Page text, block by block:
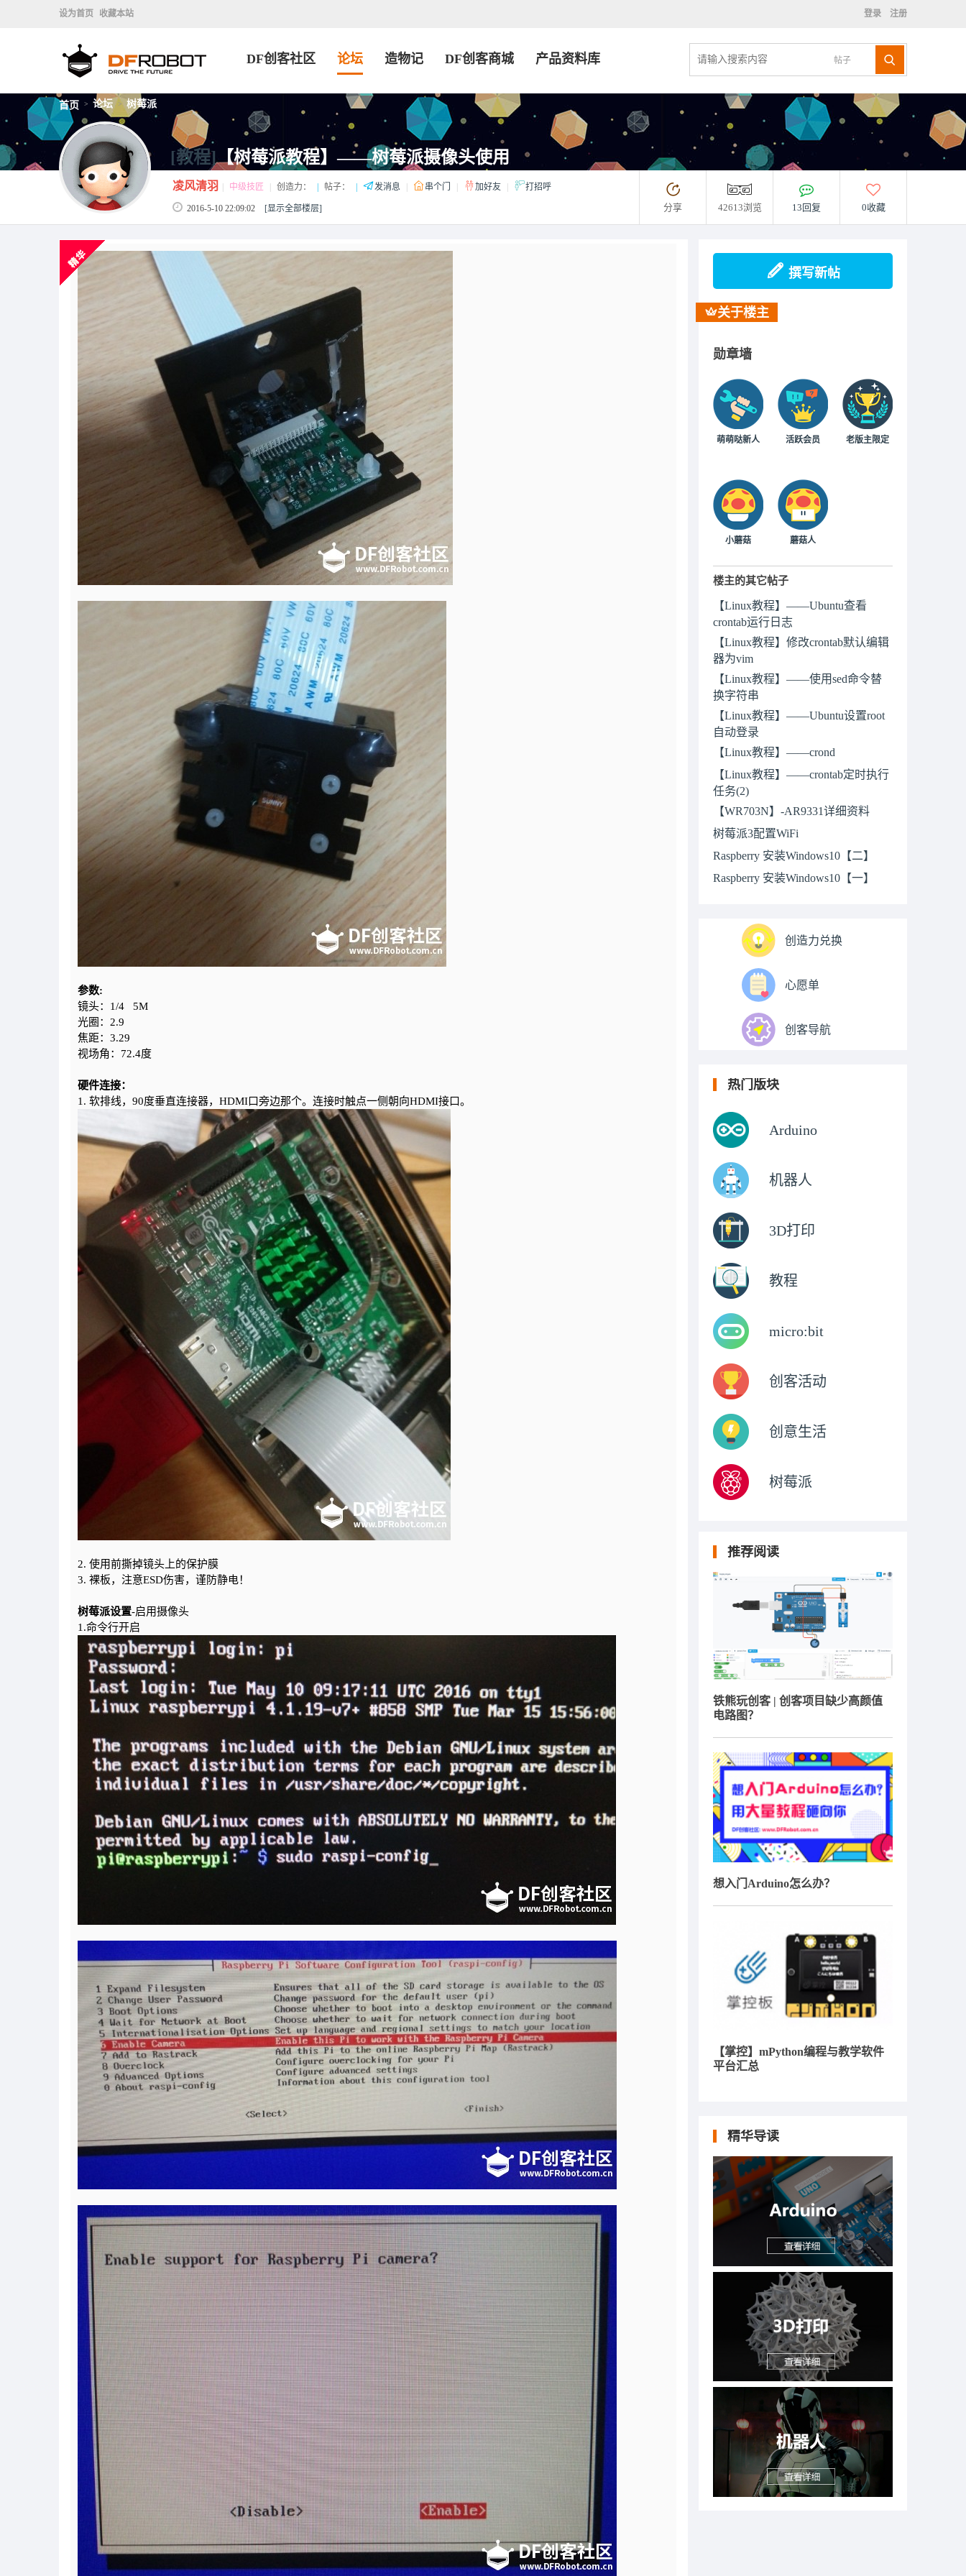
设为首页 收藏本站 登录 注册
帖子
DF创客社区 论坛 造物记 DF创客商城 产品资料库
首页 > 论坛 > 树莓派
[教程]【树莓派教程】——树莓派摄像头使用
凌风清羽 中级技匠 创造力： 帖子： 发消息 串个门 加好友 打招呼
2016-5-10 22:09:02 [显示全部楼层] 分享 42613浏览 13回复 0收藏
参数:
镜头：1/4 5M
光圈：2.9
焦距：3.29
视场角：72.4度
硬件连接：
1. 软排线，90度垂直连接器，HDMI口旁边那个。连接时触点一侧朝向HDMI接口。
2. 使用前撕掉镜头上的保护膜
3. 裸板，注意ESD伤害，谨防静电！
树莓派设置-启用摄像头
1.命令行开启
撰写新帖
关于楼主
勋章墙
萌萌哒新人 活跃会员 老版主限定
小蘑菇 蘑菇人
楼主的其它帖子
【Linux教程】——Ubuntu查看
crontab运行日志
【Linux教程】修改crontab默认编辑
器为vim
【Linux教程】——使用sed命令替
换字符串
【Linux教程】——Ubuntu设置root
自动登录
【Linux教程】——crond
【Linux教程】——crontab定时执行
任务(2)
【WR703N】-AR9331详细资料
树莓派3配置WiFi
Raspberry 安装Windows10【二】
Raspberry 安装Windows10【一】
创造力兑换
心愿单
创客导航
热门版块
Arduino
机器人
3D打印
教程
micro:bit
创客活动
创意生活
树莓派
推荐阅读
铁熊玩创客 | 创客项目缺少高颜值
电路图？
想入门Arduino怎么办？
【掌控】mPython编程与教学软件
平台汇总
精华导读